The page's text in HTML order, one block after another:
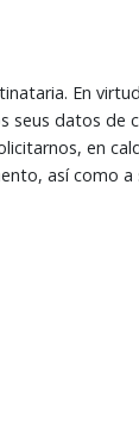
En
en
así como a